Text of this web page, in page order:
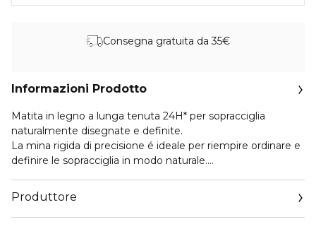
Consegna gratuita da 35€
Informazioni Prodotto
Matita in legno a lunga tenuta 24H* per sopracciglia
naturalmente disegnate e definite.
La mina rigida di precisione é ideale per riempire ordinare e
definire le sopracciglia in modo naturale.
La texture contiene un mix di cere che consente al
prodotto di legarsi al pelo di pigmentarlo e modellarlo per
un risultato definito e ordinato.
Produttore